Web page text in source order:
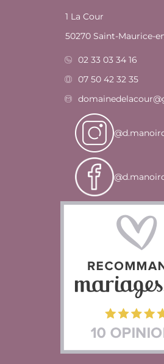
1 La Cour
50270 Saint-Maurice-
02 33 03 34 16
07 50 42 32 35